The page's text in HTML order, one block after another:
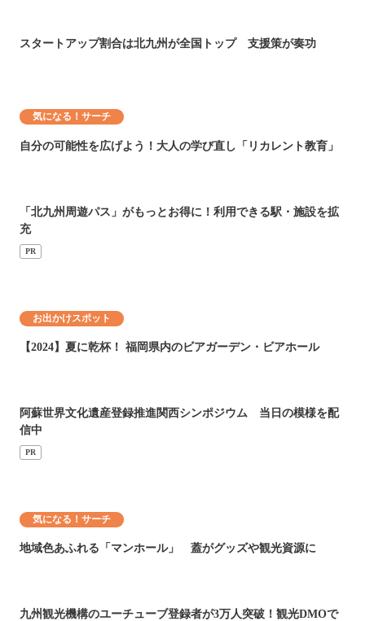
スタートアップ割合は北九州が全国トップ 支援策が奏功
気になる！サーチ
自分の可能性を広げよう！大人の学び直し「リカレント教育」
「北九州周遊パス」がもっとお得に！利用できる駅・施設を拡
充
PR
お出かけスポット
【2024】夏に乾杯！ 福岡県内のビアガーデン・ビアホール
阿蘇世界文化遺産登録推進関西シンポジウム 当日の模様を配
信中
PR
気になる！サーチ
地域色あふれる「マンホール」 蓋がグッズや観光資源に
九州観光機構のユーチューブ登録者が3万人突破！観光DMOで